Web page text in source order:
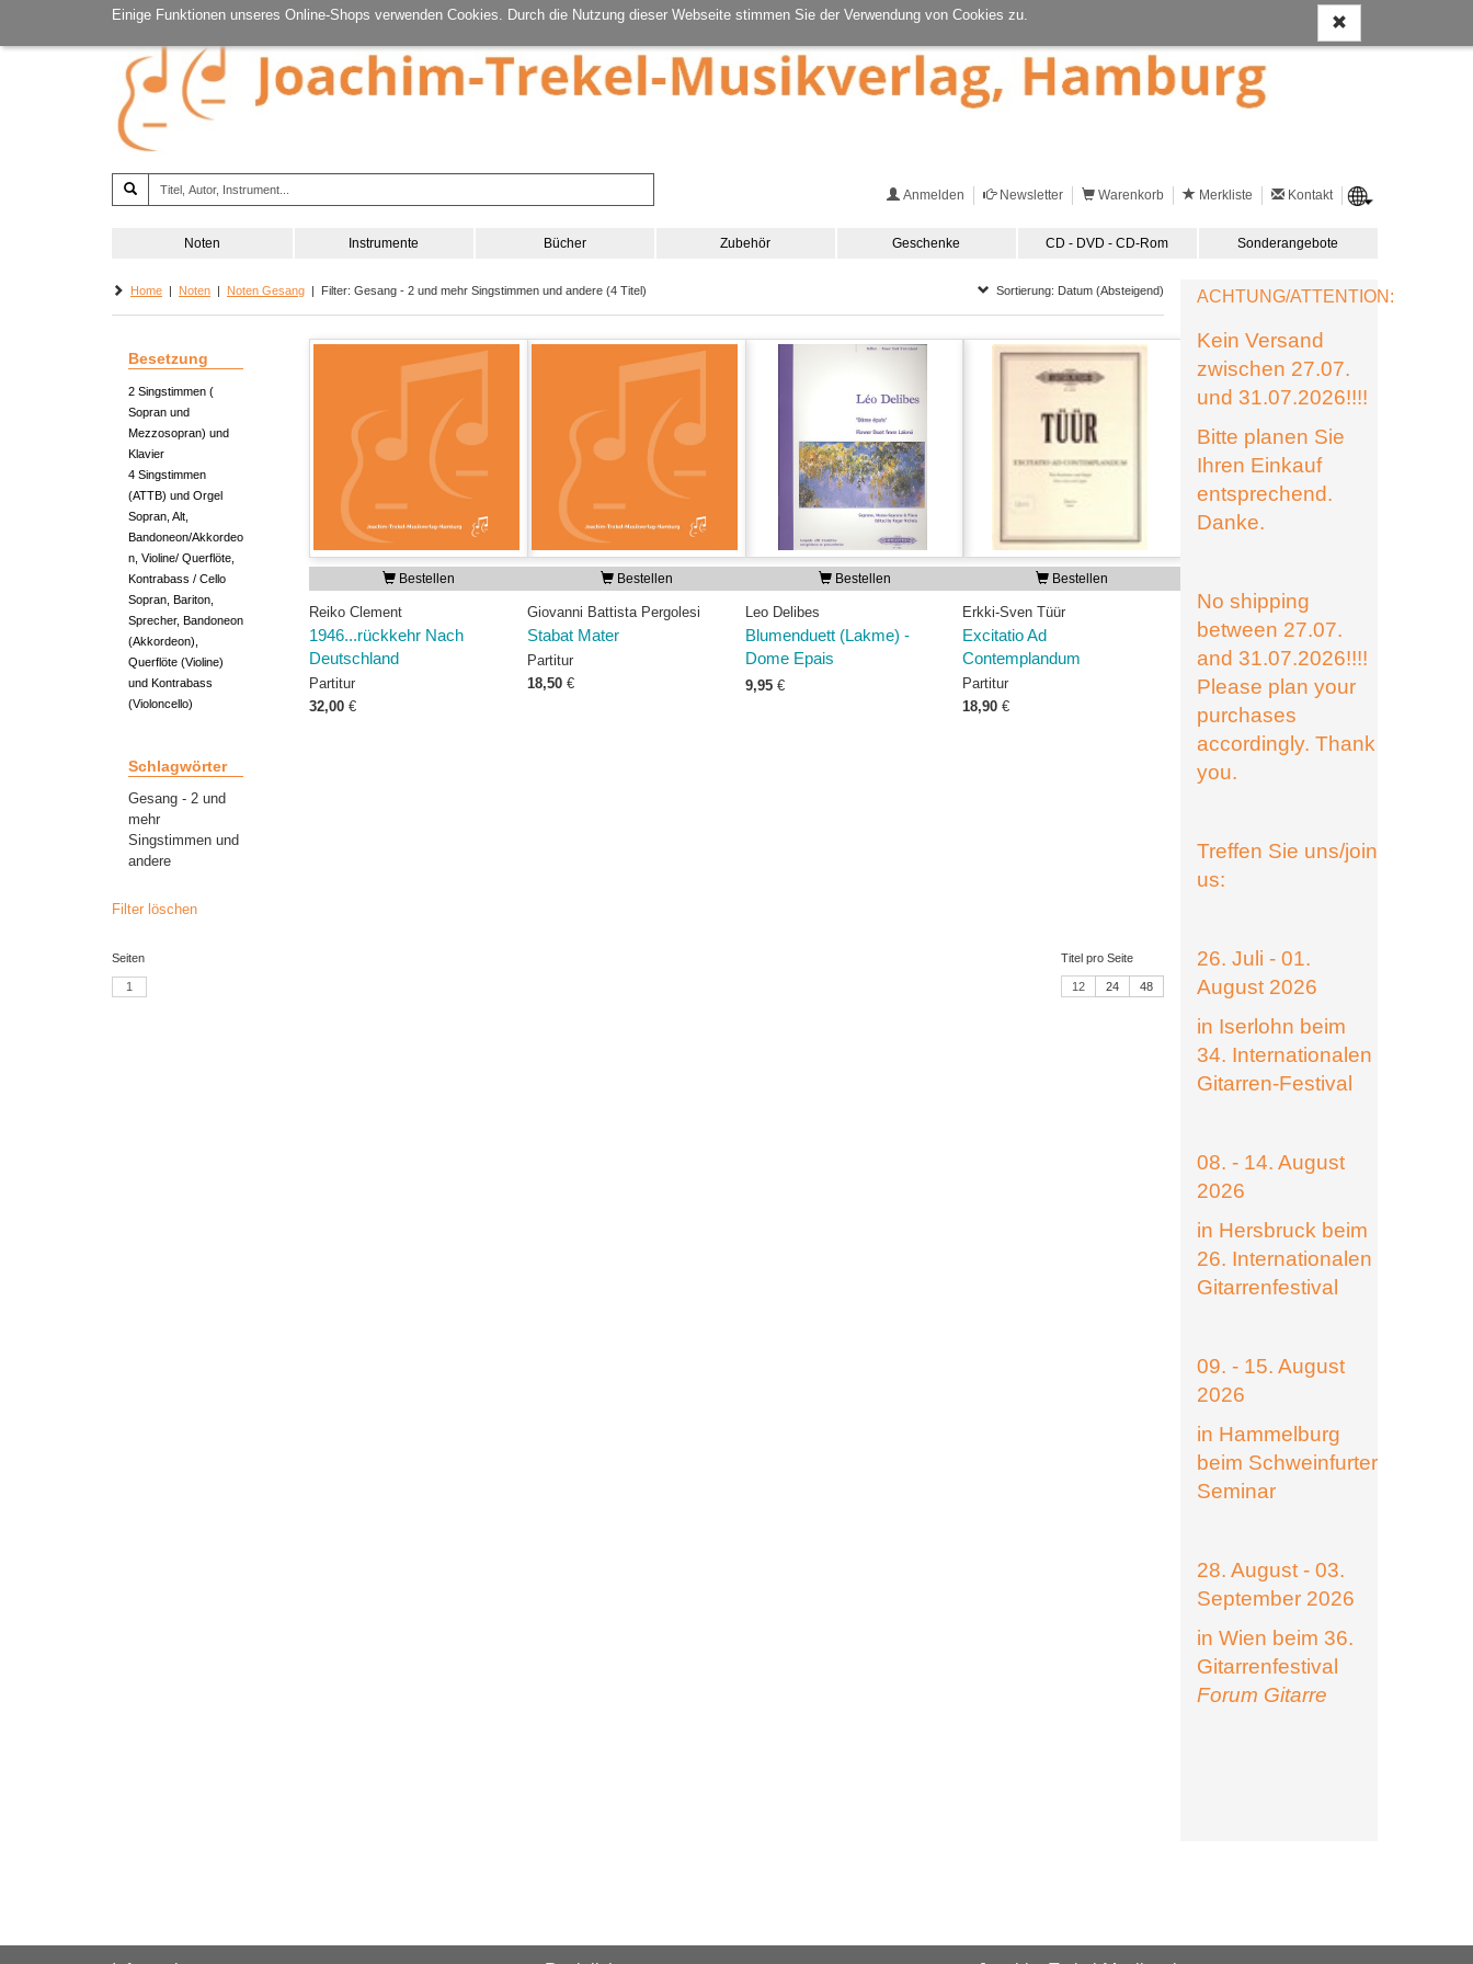
Einige Funktionen unseres Online-Shops verwenden Cookies. Durch die Nutzung dieser Webseite stimmen Sie der Verwendung von Cookies zu.
Anmelden Newsletter Warenkorb Merkliste Kontakt
Noten Instrumente Bücher Zubehör Geschenke CD - DVD - CD-Rom Sonderangebote
Home | Noten | Noten Gesang | Filter: Gesang - 2 und mehr Singstimmen und andere (4 Titel) Sortierung: Datum (Absteigend)
Besetzung
2 Singstimmen (
Sopran und
Mezzosopran) und
Klavier
4 Singstimmen
(ATTB) und Orgel
Sopran, Alt,
Bandoneon/Akkordeo
n, Violine/ Querflöte,
Kontrabass / Cello
Sopran, Bariton,
Sprecher, Bandoneon
(Akkordeon),
Querflöte (Violine)
und Kontrabass
(Violoncello)
Schlagwörter
Gesang - 2 und
mehr
Singstimmen und
andere
Filter löschen
Bestellen
Reiko Clement
1946...rückkehr Nach
Deutschland
Partitur
32,00 €
Bestellen
Giovanni Battista Pergolesi
Stabat Mater
Partitur
18,50 €
Bestellen
Leo Delibes
Blumenduett (Lakme) -
Dome Epais
9,95 €
Bestellen
Erkki-Sven Tüür
Excitatio Ad
Contemplandum
Partitur
18,90€
Seiten
1
Titel pro Seite
12 24 48
ACHTUNG/ATTENTION:
Kein Versand
zwischen 27.07.
und 31.07.2026!!!!
Bitte planen Sie
Ihren Einkauf
entsprechend.
Danke.
No shipping
between 27.07.
and 31.07.2026!!!!
Please plan your
purchases
accordingly. Thank
you.
Treffen Sie uns/join
us:
26. Juli - 01.
August 2026
in Iserlohn beim
34. Internationalen
Gitarren-Festival
08. - 14. August
2026
in Hersbruck beim
26. Internationalen
Gitarrenfestival
09. - 15. August
2026
in Hammelburg
beim Schweinfurter
Seminar
28. August - 03.
September 2026
in Wien beim 36.
Gitarrenfestival
Forum Gitarre